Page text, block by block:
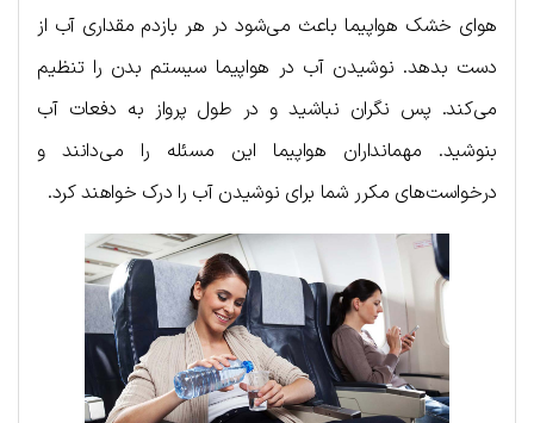
هوای خشک هواپیما باعث می‌شود در هر بازدم مقداری آب از
دست بدهد. نوشیدن آب در هواپیما سیستم بدن را تنظیم
می‌کند. پس نگران نباشید و در طول پرواز به دفعات آب
بنوشید. مهمانداران هواپیما این مسئله را می‌دانند و
درخواست‌های مکرر شما برای نوشیدن آب را درک خواهند کرد.